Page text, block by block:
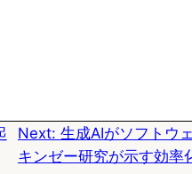
Next: 生成AIがソフトウ
キンゼー研究が示す効率